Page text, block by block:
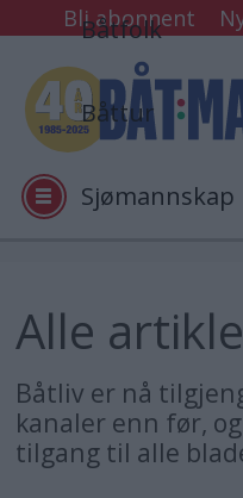
Bli abonnent
Båtfolk
Båttur
Sjømannskap
Video
Alle
Båtliv er nå
kanaler enn før,
tilgang til alle